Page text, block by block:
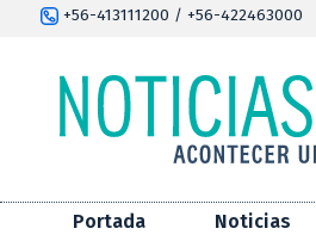
+56-413111200 / +56-422463000
Portada Noticias